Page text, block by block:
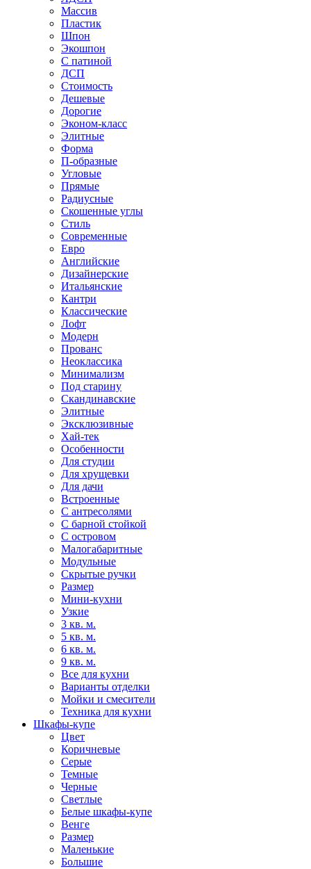
Массив
Пластик
Шпон
Экошпон
С патиной
ДСП
Стоимость
Дешевые
Дорогие
Эконом-класс
Элитные
Форма
П-образные
Угловые
Прямые
Радиусные
Скошенные углы
Стиль
Современные
Евро
Английские
Дизайнерские
Итальянские
Кантри
Классические
Лофт
Модерн
Прованс
Неоклассика
Минимализм
Под старину
Скандинавские
Элитные
Эксклюзивные
Хай-тек
Особенности
Для студии
Для хрущевки
Для дачи
Встроенные
С антресолями
С барной стойкой
С островом
Малогабаритные
Модульные
Скрытые ручки
Размер
Мини-кухни
Узкие
3 кв. м.
5 кв. м.
6 кв. м.
9 кв. м.
Все для кухни
Варианты отделки
Мойки и смесители
Техника для кухни
Шкафы-купе
Цвет
Коричневые
Серые
Темные
Черные
Светлые
Белые шкафы-купе
Венге
Размер
Маленькие
Большие